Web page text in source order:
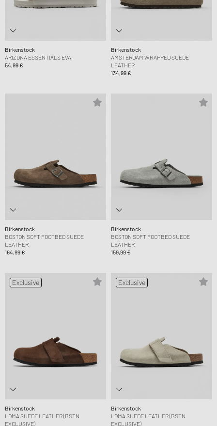
Birkenstock
ARIZONA ESSENTIALS EVA
54,99 €
Birkenstock
AMSTERDAM WRAPPED SUEDE
LEATHER
134,99 €
Birkenstock
BOSTON SOFT FOOTBED SUEDE
LEATHER
164,99 €
Birkenstock
BOSTON SOFT FOOTBED SUEDE
LEATHER
159,99 €
Exclusive
Birkenstock
LOMA SUEDE LEATHER (BSTN
EXCLUSIVE)
Exclusive
Birkenstock
LOMA SUEDE LEATHER (BSTN
EXCLUSIVE)